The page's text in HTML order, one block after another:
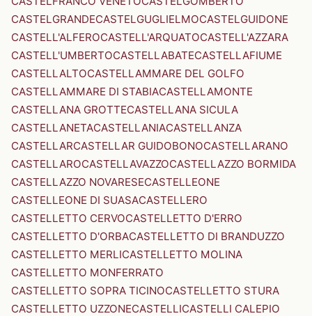
CASTELGRANDECASTELGUGLIELMOCASTELGUIDONE
CASTELL'ALFEROCASTELL'ARQUATOCASTELL'AZZARA
CASTELL'UMBERTOCASTELLABATECASTELLAFIUME
CASTELLALTOCASTELLAMMARE DEL GOLFO
CASTELLAMMARE DI STABIACASTELLAMONTE
CASTELLANA GROTTECASTELLANA SICULA
CASTELLANETACASTELLANIACASTELLANZA
CASTELLARCASTELLAR GUIDOBONOCASTELLARANO
CASTELLAROCASTELLAVAZZOCASTELLAZZO BORMIDA
CASTELLAZZO NOVARESECASTELLEONE
CASTELLEONE DI SUASACASTELLERO
CASTELLETTO CERVOCASTELLETTO D'ERRO
CASTELLETTO D'ORBACASTELLETTO DI BRANDUZZO
CASTELLETTO MERLICASTELLETTO MOLINA
CASTELLETTO MONFERRATO
CASTELLETTO SOPRA TICINOCASTELLETTO STURA
CASTELLETTO UZZONECASTELLICASTELLI CALEPIO